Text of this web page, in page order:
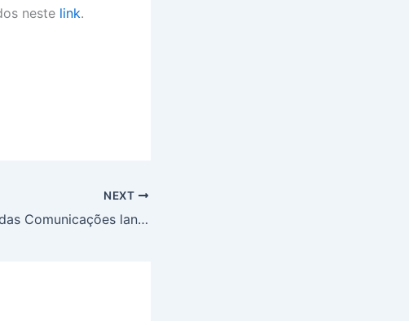
neste link.
NEXT
Ministério das Comunicações lança edital e cinco cidades do RJ podem contar com novas rádios educativas